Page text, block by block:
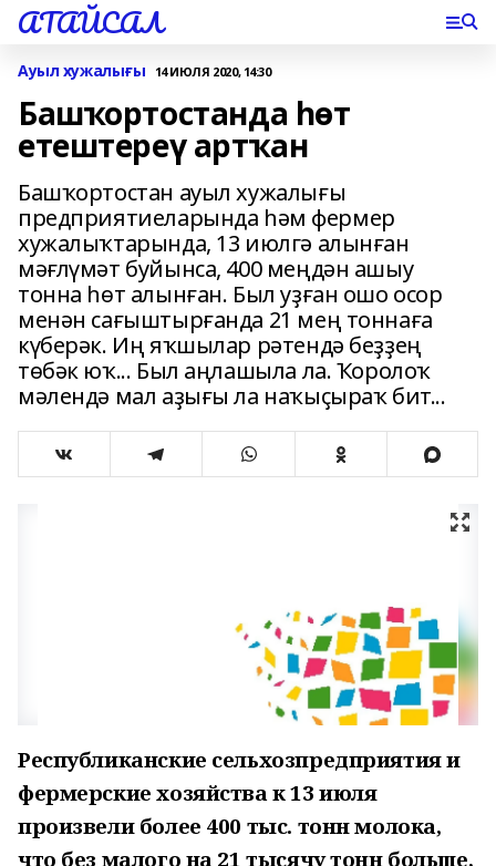
АТАЙСАЛ
Ауыл хужалығы 14 ИЮЛЯ 2020, 14:30
Башҡортостанда һөт
етештереү артҡан
Башҡортостан ауыл хужалығы
предприятиеларында һәм фермер
хужалыҡтарында, 13 июлгә алынған
мәғлүмәт буйынса, 400 меңдән ашыу
тонна һөт алынған. Был уҙған ошо осор
менән сағыштырғанда 21 мең тоннаға
күберәк. Иң яҡшылар рәтендә беҙҙең
төбәк юҡ... Был аңлашыла ла. Ҡоролоҡ
мәлендә мал аҙығы ла наҡыҫыраҡ бит...
Республиканские сельхозпредприятия и
фермерские хозяйства к 13 июля
произвели более 400 тыс. тонн молока,
что без малого на 21 тысячу тонн больше,